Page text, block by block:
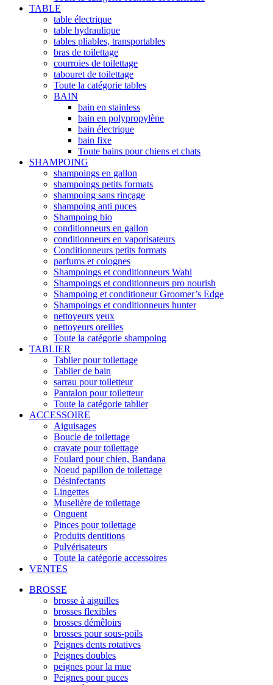
TABLE
table électrique
table hydraulique
tables pliables, transportables
bras de toilettage
courroies de toilettage
tabouret de toilettage
Toute la catégorie tables
BAIN
bain en stainless
bain en polypropylène
bain électrique
bain fixe
Toute bains pour chiens et chats
SHAMPOING
shampoings en gallon
shampoings petits formats
shampoing sans rinçage
shampoing anti puces
Shampoing bio
conditionneurs en gallon
conditionneurs en vaporisateurs
Conditionneurs petits formats
parfums et colognes
Shampoings et conditionneurs Wahl
Shampoings et conditionneurs pro nourish
Shampoing et conditioneur Groomer’s Edge
Shampoings et conditionneurs hunter
nettoyeurs yeux
nettoyeurs oreilles
Toute la catégorie shampoing
TABLIER
Tablier pour toilettage
Tablier de bain
sarrau pour toiletteur
Pantalon pour toiletteur
Toute la catégorie tablier
ACCESSOIRE
Aiguisages
Boucle de toilettage
cravate pour toilettage
Foulard pour chien, Bandana
Noeud papillon de toilettage
Désinfectants
Lingettes
Muselière de toilettage
Onguent
Pinces pour toilettage
Produits dentitions
Pulvérisateurs
Toute la catégorie accessoires
VENTES
BROSSE
brosse à aiguilles
brosses flexibles
brosses démêloirs
brosses pour sous-poils
Peignes dents rotatives
Peignes doubles
peignes pour la mue
Peignes pour puces